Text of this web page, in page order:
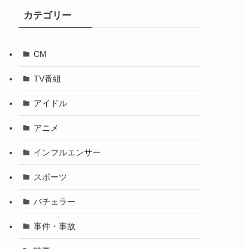
カテゴリー
CM
TV番組
アイドル
アニメ
インフルエンサー
スポーツ
バチェラー
事件・事故